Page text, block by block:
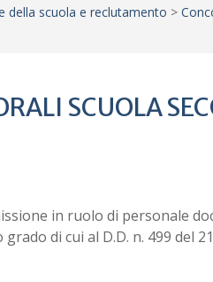
della scuola e reclutamento >
SCUOLA
in ruolo di personale
di cui al D.D. n. 499 del